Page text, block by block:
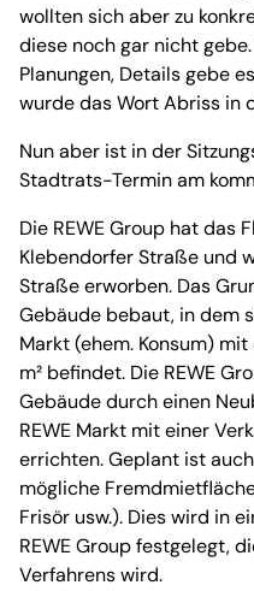
wollten sich aber zu
diese noch gar nicht
Planungen, Details gebe
wurde das Wort Abriss in
Nun aber ist in der
Stadtrats-Termin am
Die REWE Group hat das
Klebendorfer Straße und
Straße erworben. Das
Gebäude bebaut, in dem
Markt (ehem. Konsum)
m² befindet. Die REWE
Gebäude durch einen
REWE Markt mit einer
errichten. Geplant ist
mögliche
Frisör usw.). Dies wird in
REWE Group festgelegt,
Verfahrens wird.